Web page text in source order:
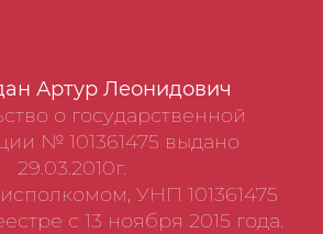
Артур Леонидович
о государственной
№ 101361475 выдано
29.03.2010г.
УНП 101361475
с 13 ноября 2015 года.